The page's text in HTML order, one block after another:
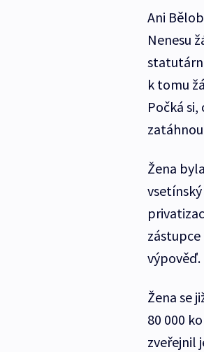
Ani
Nenesu
k tomu
Počká
Žena
výpověď.
Žena se
80 000
zveřejnil